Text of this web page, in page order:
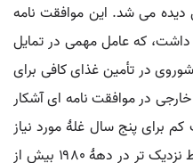
دیده می شد. این موافقت نامه
داشت، که عامل مهمی در تمایل
در تأمین غذای کافی برای
در موافقت نامه ای آشکار
برای پنج سال غلۀ مورد نیاز
شوروی را تأمین کند. امّا، دورۀ روابط نزدیک تر در دهۀ ۱۹۸۰ بیش از